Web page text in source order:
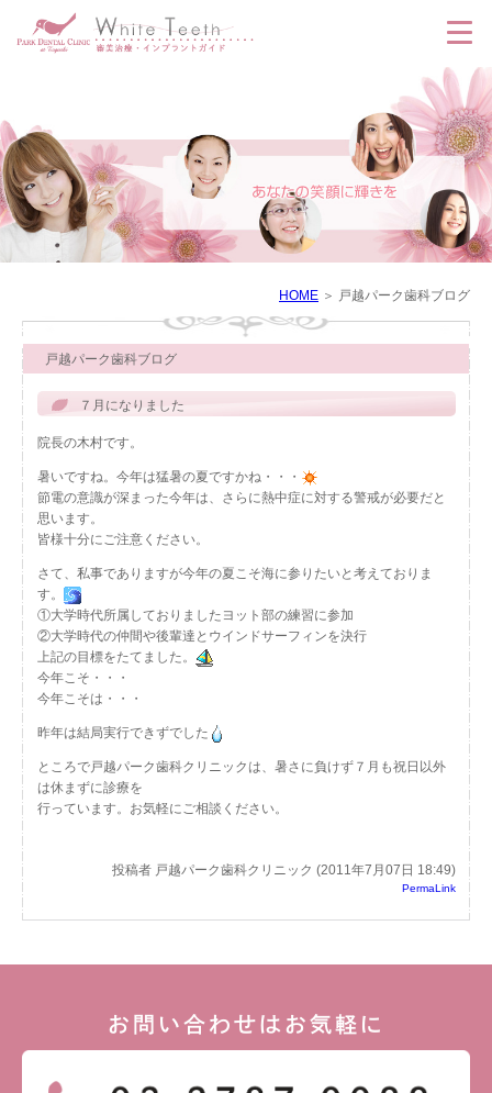
HOME 戸越パーク歯科ブログ
戸越パーク歯科ブログ
７月になりました
院長の木村です。
暑いですね。今年は猛暑の夏ですかね・・・
節電の意識が深まった今年は、さらに熱中症に対する警戒が必要だと
思います。
皆様十分にご注意ください。
さて、私事でありますが今年の夏こそ海に参りたいと考えておりま
す。
①大学時代所属しておりましたヨット部の練習に参加
②大学時代の仲間や後輩達とウインドサーフィンを決行
上記の目標をたてました。
今年こそ・・・
今年こそは・・・
昨年は結局実行できずでした
ところで戸越パーク歯科クリニックは、暑さに負けず７月も祝日以外
は休まずに診療を
行っています。お気軽にご相談ください。
投稿者 戸越パーク歯科クリニック (2011年7月07日 18:49)
PermaLink
お問い合わせはお気軽に